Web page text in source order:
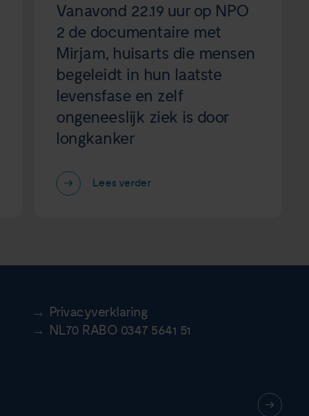
Vanavond 22.19 uur op NPO
2 de documentaire met
Mirjam, huisarts die mensen
begeleidt in hun laatste
levensfase en zelf
ongeneeslijk ziek is door
longkanker
Lees verder
Privacyverklaring
NL70 RABO 0347 5641 51